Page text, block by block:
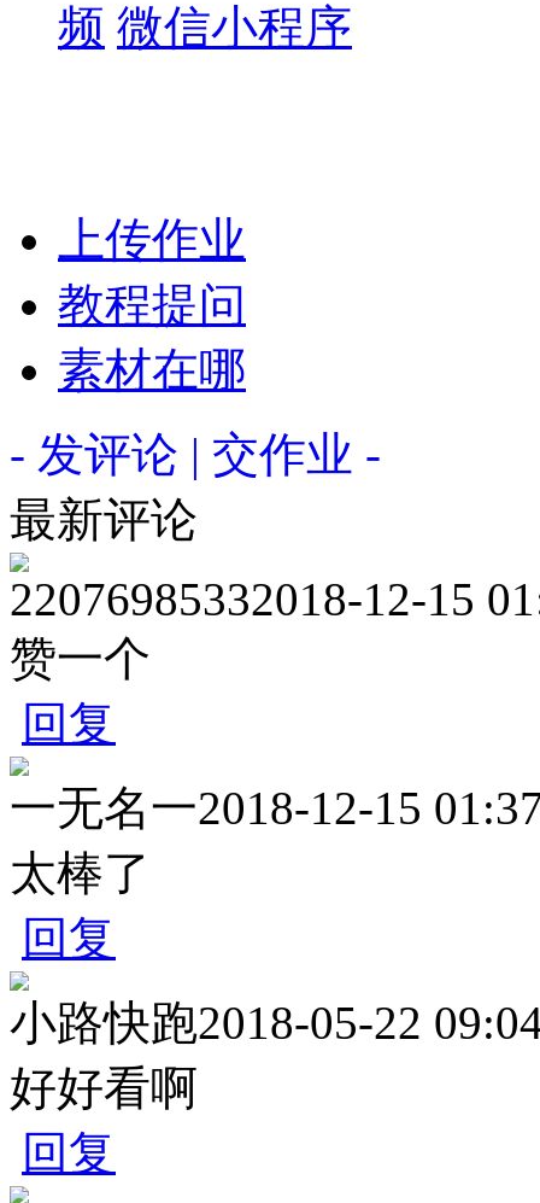
频 微信小程序
上传作业
教程提问
素材在哪
- 发评论 | 交作业 -
最新评论
22076985332018-12-15
赞一个
回复
一无名一2018-12-15
太棒了
回复
小路快跑2018-05-22
好好看啊
回复